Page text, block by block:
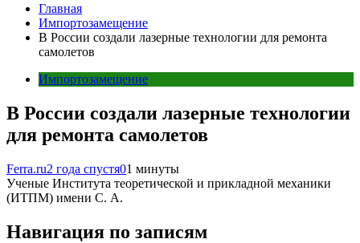
Главная
Импортозамещение
В России создали лазерные технологии для ремонта
самолетов
Импортозамещение
В России создали лазерные технологии
для ремонта самолетов
Ferra.ru2 года спустя01 минуты
Ученые Института теоретической и прикладной механики
(ИТПМ) имени С. А.
Навигация по записям